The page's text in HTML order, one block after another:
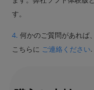
す。
4. 何かのご質問があれば、
こちらに ご連絡ください.